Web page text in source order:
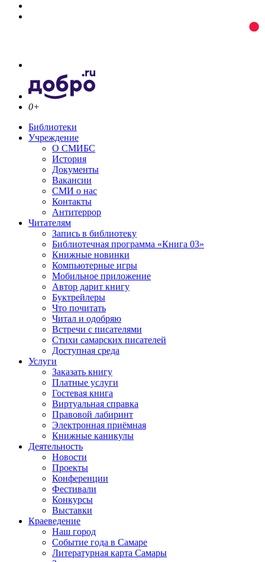
0+
Библиотеки
Учреждение
О СМИБС
История
Документы
Вакансии
СМИ о нас
Контакты
Антитеррор
Читателям
Запись в библиотеку
Библиотечная программа «Книга 03»
Книжные новинки
Компьютерные игры
Мобильное приложение
Автор дарит книгу
Буктрейлеры
Что почитать
Читал и одобряю
Встречи с писателями
Стихи самарских писателей
Доступная среда
Услуги
Заказать книгу
Платные услуги
Гостевая книга
Виртуальная справка
Правовой лабиринт
Электронная приёмная
Книжные каникулы
Деятельность
Новости
Проекты
Конференции
Фестивали
Конкурсы
Выставки
Краеведение
Наш город
Событие года в Самаре
Литературная карта Самары